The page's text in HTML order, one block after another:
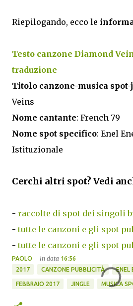
Riepilogando, ecco le
Testo canzone Diamond
traduzione
Titolo canzone-musica
Veins
Nome cantante: French 79
Nome spot specifico: Enel
Istituzionale
Cerchi altri spot? Vedi
- raccolte di spot dei singoli
-tutte le canzoni e gli spot
-tutte le canzoni e gli spot
PAOLO in data 16:56
2017
CANZONE PUBBLICITÀ ENEL
FEBBRAIO 2017 JINGLE MUSICA